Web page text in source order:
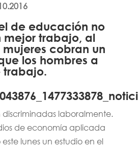
de educación no
mejor trabajo, al
cobran un
los hombres a
trabajo.
discriminadas laboralmente.
de economía aplicada
lunes un estudio en el